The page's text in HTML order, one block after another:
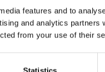
features and to
and analytics partners
from your use of their